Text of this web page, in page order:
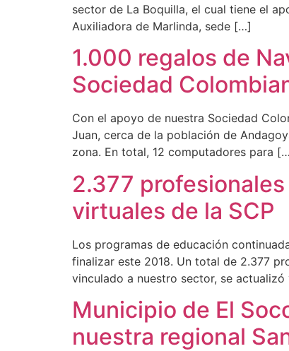
sector de La Boquilla, el cual tiene el
Auxiliadora de Marlinda, sede […]
1.000 regalos de
Sociedad
Con el apoyo de nuestra Sociedad
Juan, cerca de la población de
zona. En total, 12 computadores para
2.377
virtuales de la SCP
Los programas de educación
finalizar este 2018. Un total de 2.377
vinculado a nuestro sector, se
Municipio de El
nuestra regional